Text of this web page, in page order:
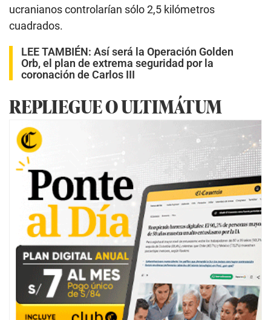
ucranianos controlarían sólo 2,5 kilómetros
cuadrados.
LEE TAMBIÉN: Así será la Operación Golden
Orb, el plan de extrema seguridad por la
coronación de Carlos III
REPLIEGUE O ULTIMÁTUM